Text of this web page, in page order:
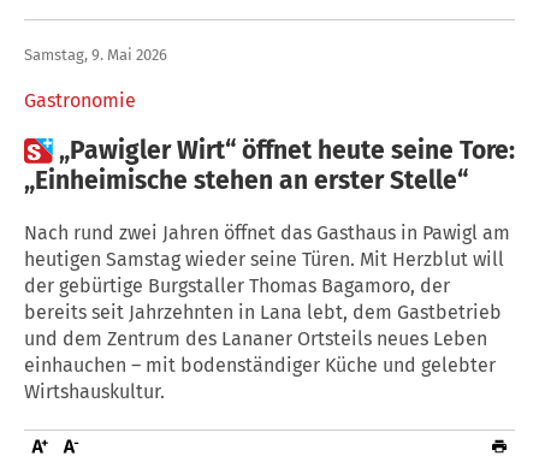
Gastronomie
Samstag, 9. Mai 2026
„Pawigler Wirt“ öffnet heute seine Tore:
„Einheimische stehen an erster Stelle“
Nach rund zwei Jahren öffnet das Gasthaus in Pawigl am
heutigen Samstag wieder seine Türen. Mit Herzblut will
der gebürtige Burgstaller Thomas Bagamoro, der
bereits seit Jahrzehnten in Lana lebt, dem Gastbetrieb
und dem Zentrum des Lananer Ortsteils neues Leben
einhauchen – mit bodenständiger Küche und gelebter
Wirtshauskultur.